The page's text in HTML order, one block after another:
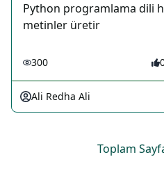
Python programlama dili
metinler üretir
300
Ali Redha Ali
Toplam